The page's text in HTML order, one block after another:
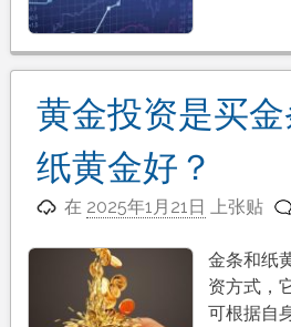
黄金投资是买
纸黄金好？
在 2025年1月21日 上张贴
金条和纸
资方式，
可根据自